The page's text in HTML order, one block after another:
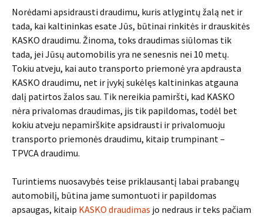
Norėdami apsidrausti draudimu, kuris atlygintų žalą net ir
tada, kai kaltininkas esate Jūs, būtinai rinkitės ir drauskitės
KASKO draudimu. Žinoma, toks draudimas siūlomas tik
tada, jei Jūsų automobilis yra ne senesnis nei 10 metų.
Tokiu atveju, kai auto transporto priemonė yra apdrausta
KASKO draudimu, net ir įvykį sukėlęs kaltininkas atgauna
dalį patirtos žalos sau. Tik nereikia pamiršti, kad KASKO
nėra privalomas draudimas, jis tik papildomas, todėl bet
kokiu atveju nepamirškite apsidrausti ir privalomuoju
transporto priemonės draudimu, kitaip trumpinant –
TPVCA draudimu.
Turintiems nuosavybės teise priklausantį labai prabangų
automobilį, būtina jame sumontuoti ir papildomas
apsaugas, kitaip KASKO draudimas jo nedraus ir teks pačiam